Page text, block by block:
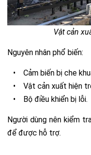
Vật cản
Nguyên nhân phổ biến:
• Cảm biến bị che
• Vật cản xuất hiện
• Bộ điều khiển bị lỗi.
Người dùng nên kiểm
để được hỗ trợ.